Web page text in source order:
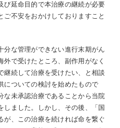
び延命目的で本治療の継続が必要
ご不安をおかけしておりますこと
な管理ができない進行末期がん
で受けたところ、副作用がなく
継続して治療を受けたい、と相談
についての検討を始めたもので
な未承認治療であることから当院
しました。しかし、その後、「国
が、この治療を続ければ命を繋ぐ